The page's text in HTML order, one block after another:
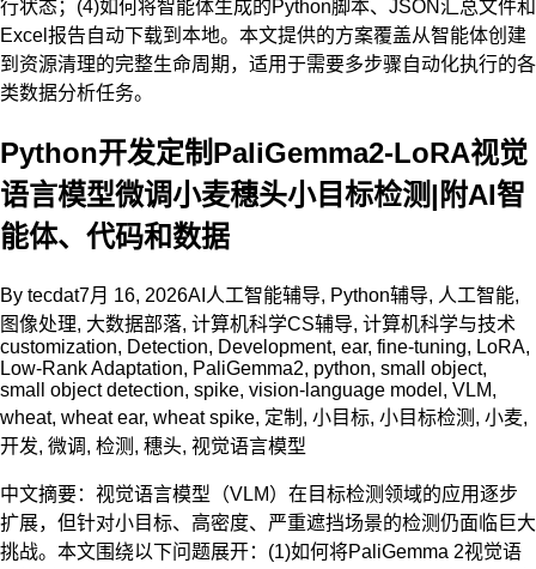
行状态；(4)如何将智能体生成的Python脚本、JSON汇总文件和
Excel报告自动下载到本地。本文提供的方案覆盖从智能体创建
到资源清理的完整生命周期，适用于需要多步骤自动化执行的各
类数据分析任务。
Python开发定制PaliGemma2-LoRA视觉
语言模型微调小麦穗头小目标检测|附AI智
能体、代码和数据
By tecdat7月 16, 2026AI人工智能辅导, Python辅导, 人工智能,
图像处理, 大数据部落, 计算机科学CS辅导, 计算机科学与技术
customization, Detection, Development, ear, fine-tuning, LoRA,
Low-Rank Adaptation, PaliGemma2, python, small object,
small object detection, spike, vision-language model , VLM,
wheat, wheat ear, wheat spike, 定制 , 小目标, 小目标检测 , 小麦,
开发, 微调 , 检测 , 穗头, 视觉语言模型
中文摘要：视觉语言模型（VLM）在目标检测领域的应用逐步
扩展，但针对小目标、高密度、严重遮挡场景的检测仍面临巨大
挑战。本文围绕以下问题展开：(1)如何将PaliGemma 2视觉语